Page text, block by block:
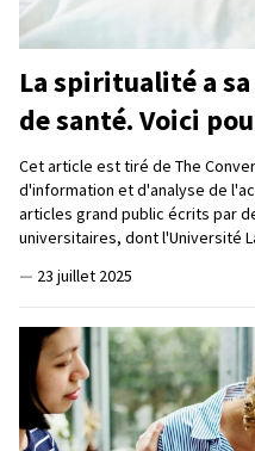
La spiritualité a
de santé. Voici
Cet article est tiré de The
d'information et d'analyse de
articles grand public écrits par
universitaires, dont l'Université
— 23 juillet 2025